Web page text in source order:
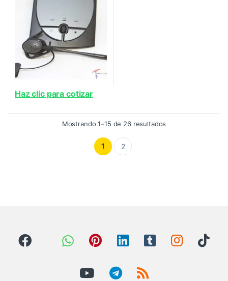
Haz clic para cotizar
Mostrando 1–15 de 26 resultados
1 2